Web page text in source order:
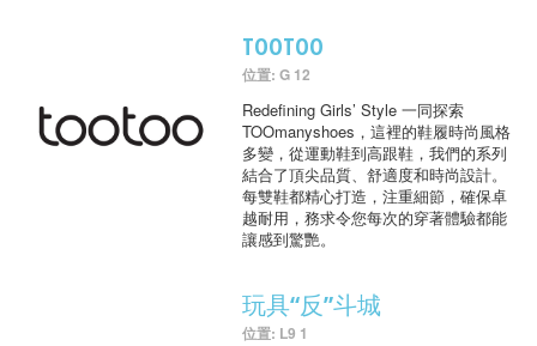
TOOTOO
位置: G 12
Redefining Girls’ Style 一同探索
TOOmanyshoes，這裡的鞋履時尚風格
多變，從運動鞋到高跟鞋，我們的系列
結合了頂尖品質、舒適度和時尚設計。
每雙鞋都精心打造，注重細節，確保卓
越耐用，務求令您每次的穿著體驗都能
讓感到驚艷。
玩具“反”斗城
位置: L9 1